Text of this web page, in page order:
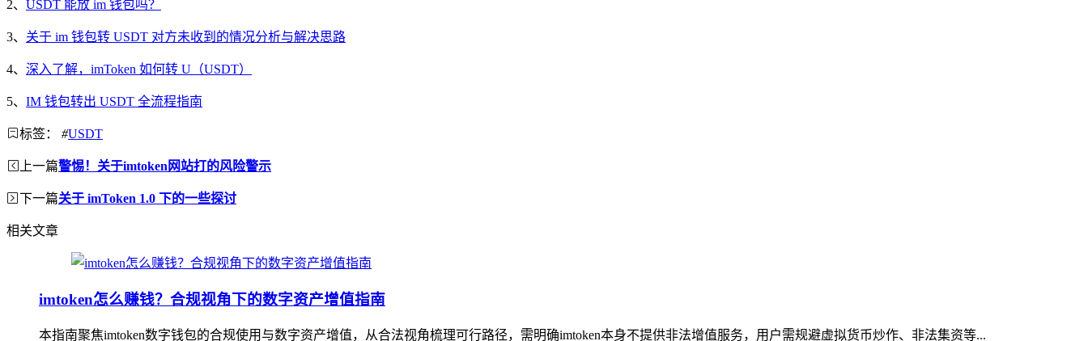
2、 USDT 能放 im 钱包吗？
3、 关于 im 钱包转 USDT 对方未收到的情况分析与解决思路
4、 深入了解，imToken 如何转 U（USDT）
5、 IM 钱包转出 USDT 全流程指南
标签： #USDT
上一篇警惕！关于imtoken网站打的风险警示
下一篇关于 imToken 1.0 下的一些探讨
相关文章
imtoken怎么赚钱？合规视角下的数字资产增值指南
本指南聚焦imtoken数字钱包的合规使用与数字资产增值，从合法视角梳理可行路径，需明确imtoken本身不提供非法增值服务，用户需规避虚拟货币炒作、非法集资等...